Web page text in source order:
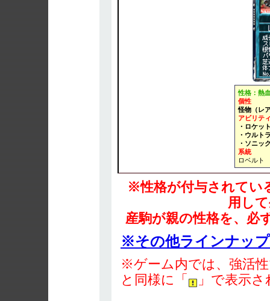
性格：熱
個性
怪物（レ
アビリテ
・ロケッ
・ウルト
・ソニッ
系統
ロベルト
※性格が付与されてい
用し
産駒が親の性格を、必
※その他ラインナッ
※ゲーム内では、強活
と同様に「
」で表示